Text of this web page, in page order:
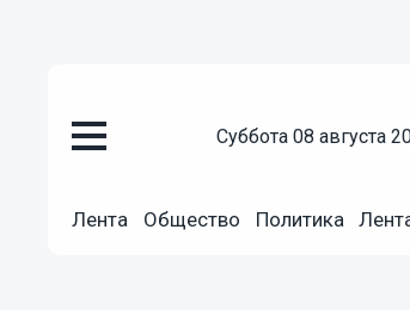
суббота 08 августа
Лента Общество Политика
Уголовное дело